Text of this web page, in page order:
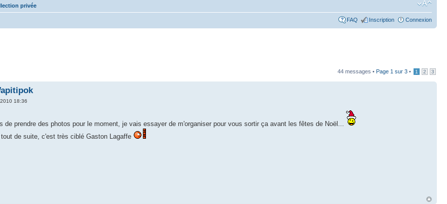
privée
FAQ Inscription Connexion
44 messages • Page 1 sur 3 • 1 2 3
18:36
de prendre des photos pour le moment, je vais essayer de m'organiser pour vous sortir ça avant les fêtes de Noël...
de suite, c'est très ciblé Gaston Lagaffe